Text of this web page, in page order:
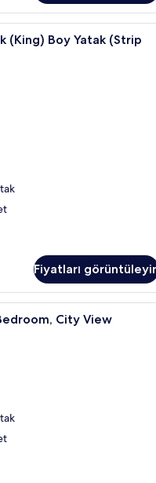
Kaliteli yatak takımı, minibar,
(King) Boy Yatak (Strip
Fiyatları
Kaliteli yatak takımı, minibar,
City View